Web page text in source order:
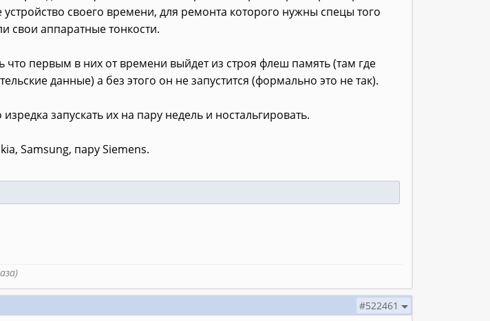
своего времени, для ремонта которого нужны спецы того
свои аппаратные тонкости.
что первым в них от времени выйдет из строя флеш память (там где
данные) а без этого он не запустится (формально это не так).
запускать их на пару недель и ностальгировать.
Samsung, пару Siemens.
#522461